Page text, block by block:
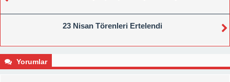
23 Nisan Törenleri Ertelendi
Yorumlar